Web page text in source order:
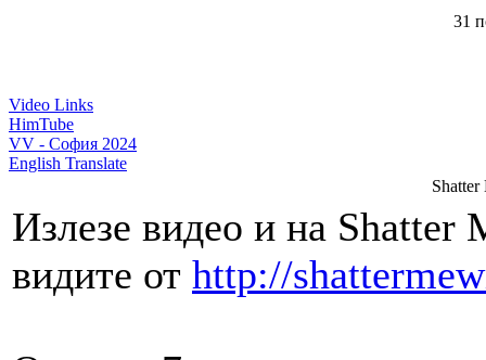
31
Video Links
HimTube
VV - София 2024
English Translate
Излезе видео и на Shatter
видите от http://